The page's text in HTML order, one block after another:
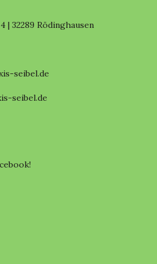
32289 Rödinghausen
seibel.de
seibel.de